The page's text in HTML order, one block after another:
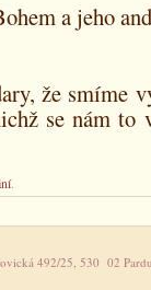
a jeho
že smíme
se nám to
.
492/25, 530 02